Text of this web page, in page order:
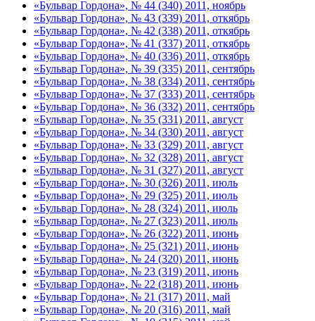
«Бульвар Гордона», № 44 (340) 2011, ноябрь
«Бульвар Гордона», № 43 (339) 2011, откябрь
«Бульвар Гордона», № 42 (338) 2011, откябрь
«Бульвар Гордона», № 41 (337) 2011, откябрь
«Бульвар Гордона», № 40 (336) 2011, откябрь
«Бульвар Гордона», № 39 (335) 2011, сентябрь
«Бульвар Гордона», № 38 (334) 2011, сентябрь
«Бульвар Гордона», № 37 (333) 2011, сентябрь
«Бульвар Гордона», № 36 (332) 2011, сентябрь
«Бульвар Гордона», № 35 (331) 2011, август
«Бульвар Гордона», № 34 (330) 2011, август
«Бульвар Гордона», № 33 (329) 2011, август
«Бульвар Гордона», № 32 (328) 2011, август
«Бульвар Гордона», № 31 (327) 2011, август
«Бульвар Гордона», № 30 (326) 2011, июль
«Бульвар Гордона», № 29 (325) 2011, июль
«Бульвар Гордона», № 28 (324) 2011, июль
«Бульвар Гордона», № 27 (323) 2011, июль
«Бульвар Гордона», № 26 (322) 2011, июнь
«Бульвар Гордона», № 25 (321) 2011, июнь
«Бульвар Гордона», № 24 (320) 2011, июнь
«Бульвар Гордона», № 23 (319) 2011, июнь
«Бульвар Гордона», № 22 (318) 2011, июнь
«Бульвар Гордона», № 21 (317) 2011, май
«Бульвар Гордона», № 20 (316) 2011, май